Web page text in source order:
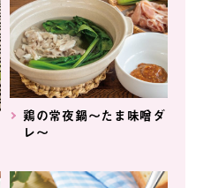
鶏の常夜鍋～たま味噌ダ
レ～